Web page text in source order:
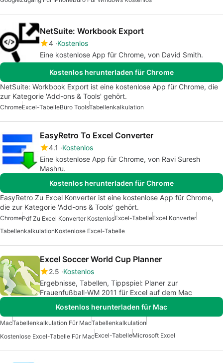
NetSuite: Workbook Export
4 Kostenlos
Eine kostenlose App für Chrome, von David Smith.
Kostenlos herunterladen für Chrome
NetSuite: Workbook Export ist eine kostenlose App für Chrome, die
zur Kategorie 'Add-ons & Tools' gehört.
ChromeExcel-TabelleBüro ToolsTabellenkalkulation
EasyRetro To Excel Converter
4.1
Kostenlos
Eine kostenlose App für Chrome, von Ravi Suresh
Mashru.
Kostenlos herunterladen für Chrome
EasyRetro Zu Excel Konverter ist eine kostenlose App für Chrome,
die zur Kategorie 'Add-ons & Tools' gehört.
ChromePdf Zu Excel Konverter KostenlosExcel-TabelleExcel Konverter
TabellenkalkulationKostenlose Excel-Tabelle
Excel Soccer World Cup Planner
2.5 Kostenlos
Ergebnisse, Tabellen, Tippspiel: Planer zur
Frauenfußball-WM 2011 für Excel auf dem Mac
Kostenlos herunterladen für Mac
MacTabellenkalkulation Für MacTabellenkalkulation
Kostenlose Excel-Tabelle Für MacExcel-TabelleMicrosoft Excel